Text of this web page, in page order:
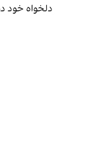
دلخواه خود